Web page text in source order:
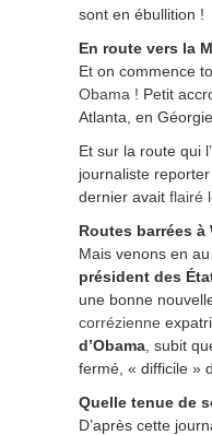
sont en ébullition !
En route vers la
Et on commence
Obama ! Petit
Atlanta, en Géorgie.
Et sur la route qui
journaliste
dernier avait flairé
Routes barrées à
Mais venons en
président des
une bonne
corrézienne
d’Obama , subit
fermé, « difficile »
Quelle tenue de
D’après cette